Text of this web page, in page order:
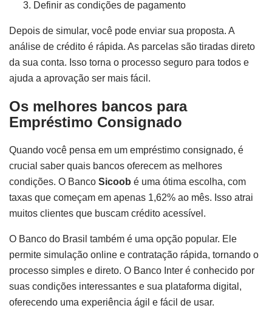
Definir as condições de pagamento
Depois de simular, você pode enviar sua proposta. A
análise de crédito é rápida. As parcelas são tiradas direto
da sua conta. Isso torna o processo seguro para todos e
ajuda a aprovação ser mais fácil.
Os melhores bancos para
Empréstimo Consignado
Quando você pensa em um empréstimo consignado, é
crucial saber quais bancos oferecem as melhores
condições. O Banco Sicoob é uma ótima escolha, com
taxas que começam em apenas 1,62% ao mês. Isso atrai
muitos clientes que buscam crédito acessível.
O Banco do Brasil também é uma opção popular. Ele
permite simulação online e contratação rápida, tornando o
processo simples e direto. O Banco Inter é conhecido por
suas condições interessantes e sua plataforma digital,
oferecendo uma experiência ágil e fácil de usar.